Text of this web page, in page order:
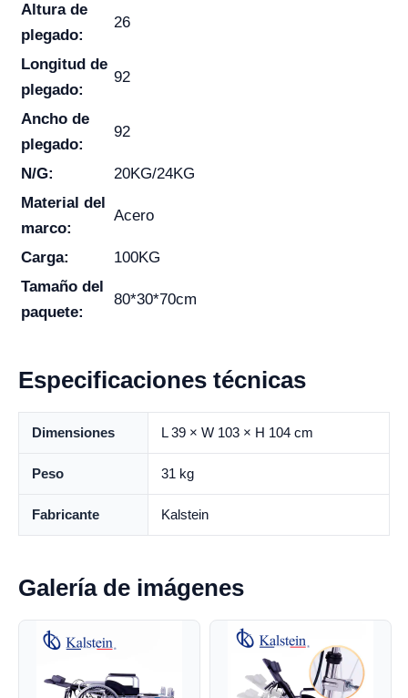
Altura de
plegado:
26
Longitud de
plegado:
92
Ancho de
plegado:
92
N/G:
20KG/24KG
Material del
marco:
Acero
Carga:
100KG
Tamaño del
paquete:
80*30*70cm
Especificaciones técnicas
Dimensiones L 39 × W 103 × H 104 cm
Peso 31 kg
Fabricante Kalstein
Galería de imágenes